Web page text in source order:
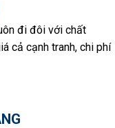
đi đôi với chất
cả cạnh tranh, chi phí